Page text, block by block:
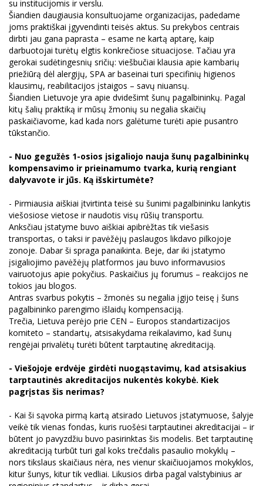
su institucijomis ir verslu.
Šiandien daugiausia konsultuojame organizacijas, padedame
joms praktiškai įgyvendinti teisės aktus. Su prekybos centrais
dirbti jau gana paprasta – esame ne kartą aptarę, kaip
darbuotojai turėtų elgtis konkrečiose situacijose. Tačiau yra
gerokai sudėtingesnių sričių: viešbučiai klausia apie kambarių
priežiūrą dėl alergijų, SPA ar baseinai turi specifinių higienos
klausimų, reabilitacijos įstaigos – savų niuansų.
Šiandien Lietuvoje yra apie dvidešimt šunų pagalbininkų. Pagal
kitų šalių praktiką ir mūsų žmonių su negalia skaičių
paskaičiavome, kad kada nors galėtume turėti apie pusantro
tūkstančio.
- Nuo gegužės 1-osios įsigaliojo nauja šunų pagalbininkų
kompensavimo ir prieinamumo tvarka, kurią rengiant
dalyvavote ir jūs. Ką išskirtumėte?
- Pirmiausia aiškiai įtvirtinta teisė su šunimi pagalbininku lankytis
viešosiose vietose ir naudotis visų rūšių transportu.
Anksčiau įstatyme buvo aiškiai apibrėžtas tik viešasis
transportas, o taksi ir pavėžėjų paslaugos likdavo pilkojoje
zonoje. Dabar ši spraga panaikinta. Beje, dar iki įstatymo
įsigaliojimo pavėžėjų platformos jau buvo informavusios
vairuotojus apie pokyčius. Paskaičius jų forumus – reakcijos ne
tokios jau blogos.
Antras svarbus pokytis – žmonės su negalia įgijo teisę į šuns
pagalbininko parengimo išlaidų kompensaciją.
Trečia, Lietuva perėjo prie CEN – Europos standartizacijos
komiteto – standartų, atsisakydama reikalavimo, kad šunų
rengėjai privalėtų turėti būtent tarptautinę akreditaciją.
- Viešojoje erdvėje girdėti nuogąstavimų, kad atsisakius
tarptautinės akreditacijos nukentės kokybė. Kiek
pagrįstas šis nerimas?
- Kai ši sąvoka pirmą kartą atsirado Lietuvos įstatymuose, šalyje
veikė tik vienas fondas, kuris ruošėsi tarptautinei akreditacijai – ir
būtent jo pavyzdžiu buvo pasirinktas šis modelis. Bet tarptautinę
akreditaciją turbūt turi gal koks trečdalis pasaulio mokyklų –
nors tikslaus skaičiaus nėra, nes vienur skaičiuojamos mokyklos,
kitur šunys, kitur tik vedliai. Likusios dirba pagal valstybinius ar